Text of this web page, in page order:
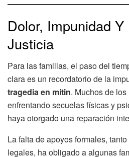
Dolor, Impunidad
Justicia
Para las familias, el paso del
clara es un recordatorio de la
tragedia en mitin. Muchos de
enfrentando secuelas físicas y
haya otorgado una reparación
La falta de apoyos formales,
legales, ha obligado a algunas